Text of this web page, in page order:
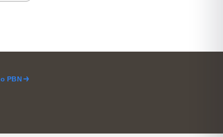
PBN